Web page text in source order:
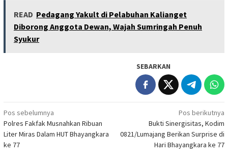
READ Pedagang Yakult di Pelabuhan Kalianget
Diborong Anggota Dewan, Wajah Sumringah Penuh
Syukur
SEBARKAN
Navigasi
pos
Pos sebelumnya
Polres Fakfak Musnahkan Ribuan
Liter Miras Dalam HUT Bhayangkara
ke 77
Pos berikutnya
Bukti Sinergisitas, Kodim
0821/Lumajang Berikan Surprise di
Hari Bhayangkara ke 77